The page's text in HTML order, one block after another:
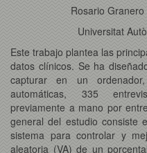
Rosario
Universitat
Este trabajo plantea las
datos clínicos. Se ha
capturar en un
automáticas, 335
previamente a mano por
general del estudio consiste
sistema para controlar y
aleatoria (VA) de un